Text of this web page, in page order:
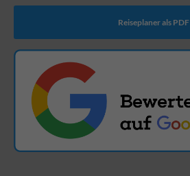
Reiseplaner als PDF